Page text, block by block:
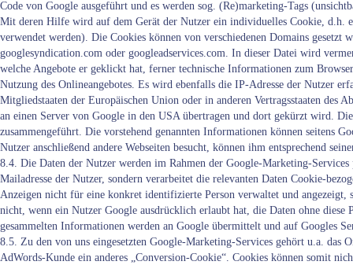
Code von Google ausgeführt und es werden sog. (Re)marketing-Tags
Mit deren Hilfe wird auf dem Gerät der Nutzer ein individuelles Cookie, d.h.
verwendet werden). Die Cookies können von verschiedenen Domains
googlesyndication.com oder googleadservices.com. In dieser Datei wird
welche Angebote er geklickt hat, ferner technische Informationen zum
Nutzung des Onlineangebotes. Es wird ebenfalls die IP-Adresse der Nutzer
Mitgliedstaaten der Europäischen Union oder in anderen Vertragsstaaten des
an einen Server von Google in den USA übertragen und dort gekürzt wird.
zusammengeführt. Die vorstehend genannten Informationen können seitens
Nutzer anschließend andere Webseiten besucht, können ihm entsprechend
8.4. Die Daten der Nutzer werden im Rahmen der Google-Marketing-
Mailadresse der Nutzer, sondern verarbeitet die relevanten Daten Cookie-
Anzeigen nicht für eine konkret identifizierte Person verwaltet und
nicht, wenn ein Nutzer Google ausdrücklich erlaubt hat, die Daten ohne
gesammelten Informationen werden an Google übermittelt und auf Googles
8.5. Zu den von uns eingesetzten Google-Marketing-Services gehört u.a.
AdWords-Kunde ein anderes „Conversion-Cookie“. Cookies können somit